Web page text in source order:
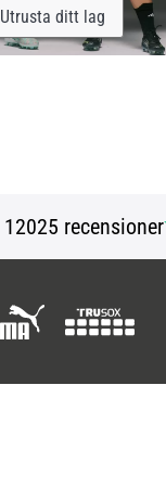
Utrusta ditt lag
12025 recensioner